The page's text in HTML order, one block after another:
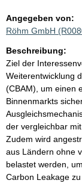
Angegeben von:
Röhm GmbH
Beschreibung:
Ziel der
Weiterentwicklung
(CBAM), um einen
Binnenmarkts
der vergleichbar
Zudem wird
aus Ländern ohne
belastet werden,
Carbon Leakage zu